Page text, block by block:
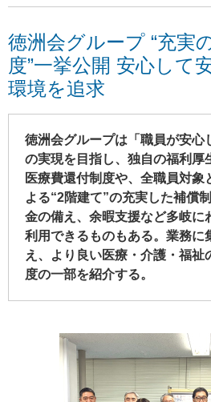
徳洲会グループ “充実
度”一挙公開 安心して
環境を追求
徳洲会グループは「職員が安心
の実現を目指し、独自の福利厚
医療費還付制度や、全職員対象
よる“2階建て”の充実した補償
金の備え、余暇支援など多岐に
利用できるものもある。業務に
え、より良い医療・介護・福祉
度の一部を紹介する。